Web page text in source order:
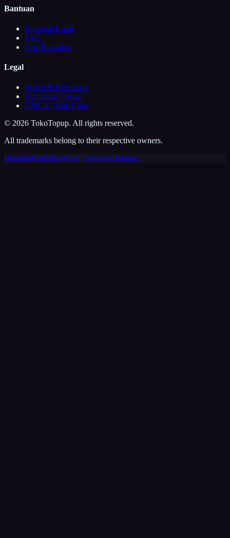
Bantuan
Hubungi Kami
FAQ
Cek Transaksi
Legal
Syarat & Ketentuan
Kebijakan Privasi
DMCA / Hak Cipta
© 2026 TokoTopup. All rights reserved.
All trademarks belong to their respective owners.
BerandaKalkulatorCek TransaksiBantuan